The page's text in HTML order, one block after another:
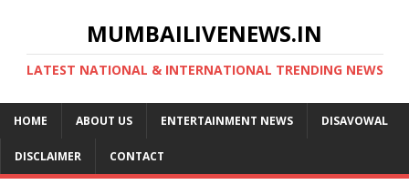
MUMBAILIVENEWS.IN
LATEST NATIONAL & INTERNATIONAL TRENDING NEWS
HOME ABOUT US ENTERTAINMENT NEWS DISAVOWAL
DISCLAIMER CONTACT